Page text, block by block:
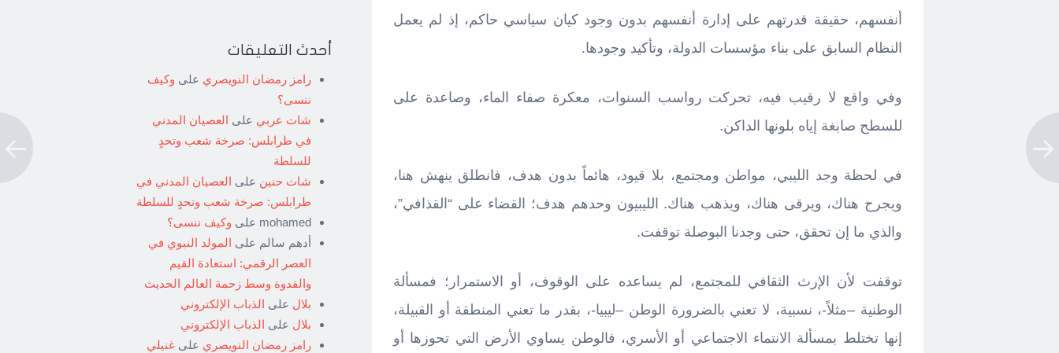
أنفسهم، حقيقة قدرتهم على إدارة أنفسهم بدون وجود كيان سياسي حاكم، إذ لم يعمل
النظام السابق على بناء مؤسسات الدولة، وتأكيد وجودها.
وفي واقع لا رقيب فيه، تحركت رواسب السنوات، معكرة صفاء الماء، وصاعدة على
للسطح صابغة إياه بلونها الداكن.
في لحظة وجد الليبي، مواطن ومجتمع، بلا قيود، هائماً بدون هدف، فانطلق ينهش هنا،
ويجرح هناك، ويرقى هناك، ويذهب هناك. الليبيون وحدهم هدف؛ القضاء على “القذافي”،
والذي ما إن تحقق، حتى وجدنا البوصلة توقفت.
توقفت لأن الإرث الثقافي للمجتمع، لم يساعده على الوقوف، أو الاستمرار؛ فمسألة
الوطنية –مثلاً-، نسبية، لا تعني بالضرورة الوطن –ليبيا-، بقدر ما تعني المنطقة أو القبيلة،
إنها تختلط بمسألة الانتماء الاجتماعي أو الأسري، فالوطن يساوي الأرض التي تحوزها أو
أحدث التعليقات
رامز رمضان النويصري على وكيف
ننسى؟
شات عربي على العصيان المدني
في طرابلس: صرخة شعب وتحدٍ
للسلطة
شات حنين على العصيان المدني في
طرابلس: صرخة شعب وتحدٍ للسلطة
mohamed على وكيف ننسى؟
أدهم سالم على المولد النبوي في
العصر الرقمي: استعادة القيم
والقدوة وسط زحمة العالم الحديث
بلال على الذباب الإلكتروني
بلال على الذباب الإلكتروني
رامز رمضان النويصري على غنيلي